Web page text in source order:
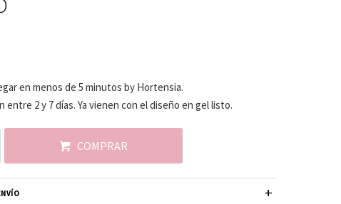
en menos de 5 minutos by Hortensia.
entre 2 y 7 días. Ya vienen con el diseño en gel listo.
COMPRAR